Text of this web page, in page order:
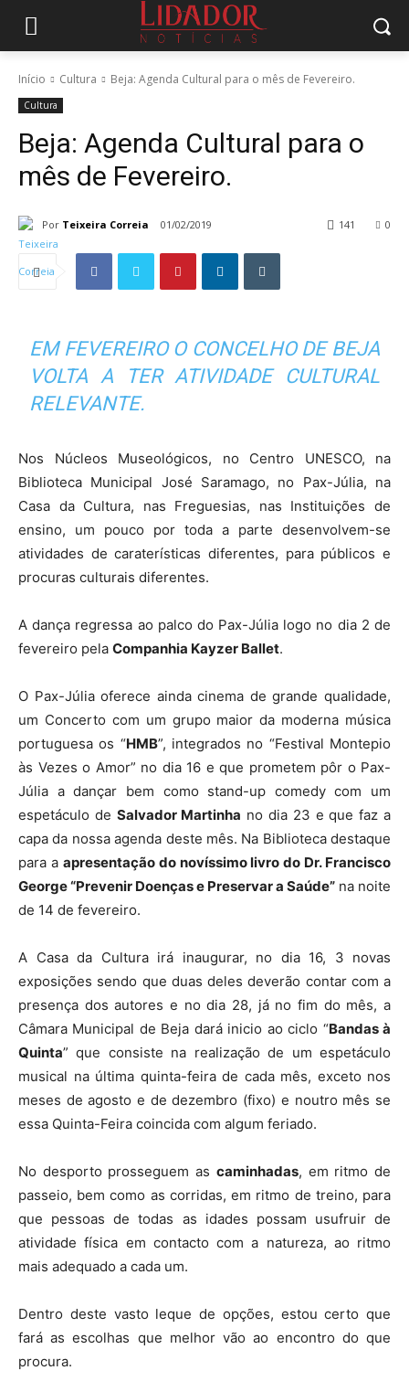
Início Cultura Beja: Agenda Cultural para o mês de Fevereiro.
Cultura
Beja: Agenda Cultural para o
mês de Fevereiro.
Por Teixeira Correia 01/02/2019 0
141
EM FEVEREIRO O CONCELHO DE BEJA
VOLTA A TER ATIVIDADE CULTURAL
RELEVANTE.
Nos Núcleos Museológicos, no Centro UNESCO, na
Biblioteca Municipal José Saramago, no Pax-Júlia, na
Casa da Cultura, nas Freguesias, nas Instituições de
ensino, um pouco por toda a parte desenvolvem-se
atividades de caraterísticas diferentes, para públicos e
procuras culturais diferentes.
A dança regressa ao palco do Pax-Júlia logo no dia 2 de
fevereiro pela Companhia Kayzer Ballet.
O Pax-Júlia oferece ainda cinema de grande qualidade,
um Concerto com um grupo maior da moderna música
portuguesa os “HMB”, integrados no “Festival Montepio
às Vezes o Amor” no dia 16 e que prometem pôr o Pax-
Júlia a dançar bem como stand-up comedy com um
espetáculo de Salvador Martinha no dia 23 e que faz a
capa da nossa agenda deste mês. Na Biblioteca destaque
para a apresentação do novíssimo livro do Dr. Francisco
George “Prevenir Doenças e Preservar a Saúde” na noite
de 14 de fevereiro.
A Casa da Cultura irá inaugurar, no dia 16, 3 novas
exposições sendo que duas deles deverão contar com a
presença dos autores e no dia 28, já no fim do mês, a
Câmara Municipal de Beja dará inicio ao ciclo “Bandas à
Quinta” que consiste na realização de um espetáculo
musical na última quinta-feira de cada mês, exceto nos
meses de agosto e de dezembro (fixo) e noutro mês se
essa Quinta-Feira coincida com algum feriado.
No desporto prosseguem as caminhadas, em ritmo de
passeio, bem como as corridas, em ritmo de treino, para
que pessoas de todas as idades possam usufruir de
atividade física em contacto com a natureza, ao ritmo
mais adequado a cada um.
Dentro deste vasto leque de opções, estou certo que
fará as escolhas que melhor vão ao encontro do que
procura.